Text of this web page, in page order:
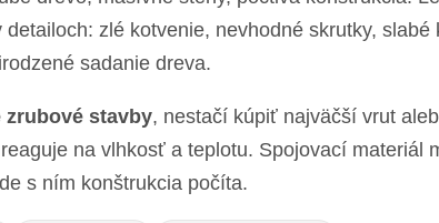
zlé kotvenie, nevhodné skrutky,
sadanie dreva.
stavby, nestačí kúpiť najväčší vrut
na vlhkosť a teplotu. Spojovací materiál
s ním konštrukcia počíta.